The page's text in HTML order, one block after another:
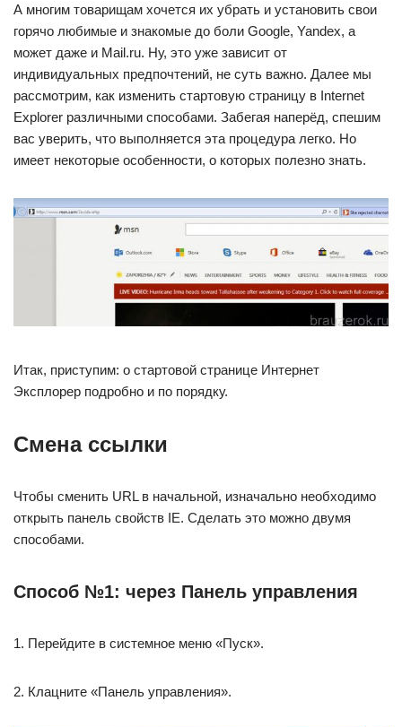
А многим товарищам хочется их убрать и установить свои
горячо любимые и знакомые до боли Google, Yandex, а
может даже и Mail.ru. Ну, это уже зависит от
индивидуальных предпочтений, не суть важно. Далее мы
рассмотрим, как изменить стартовую страницу в Internet
Explorer различными способами. Забегая наперёд, спешим
вас уверить, что выполняется эта процедура легко. Но
имеет некоторые особенности, о которых полезно знать.
Итак, приступим: о стартовой странице Интернет
Эксплорер подробно и по порядку.
Смена ссылки
Чтобы сменить URL в начальной, изначально необходимо
открыть панель свойств IE. Сделать это можно двумя
способами.
Способ №1: через Панель управления
1. Перейдите в системное меню «Пуск».
2. Клацните «Панель управления».